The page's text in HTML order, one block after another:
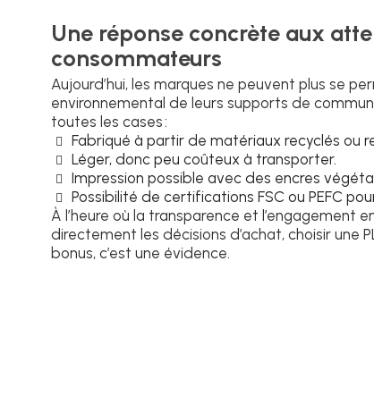
Une réponse concrète aux
consommateurs
Aujourd’hui, les marques ne peuvent plus se
environnemental de leurs supports de
toutes les cases :
Fabriqué à partir de matériaux recyclés ou
Léger, donc peu coûteux à transporter.
Impression possible avec des encres
Possibilité de certifications FSC ou PEFC
À l’heure où la transparence et l’engagement
directement les décisions d’achat, choisir une
bonus, c’est une évidence.